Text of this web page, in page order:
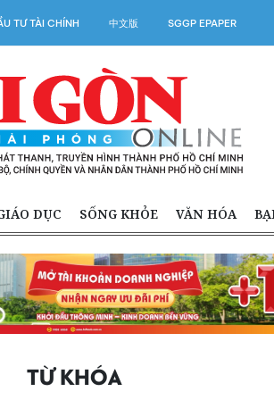
TƯ TÀI CHÍNH 中文版 SGGP EPAPER
DỤC SỐNG KHỎE VĂN HÓA
TỪ KHÓA